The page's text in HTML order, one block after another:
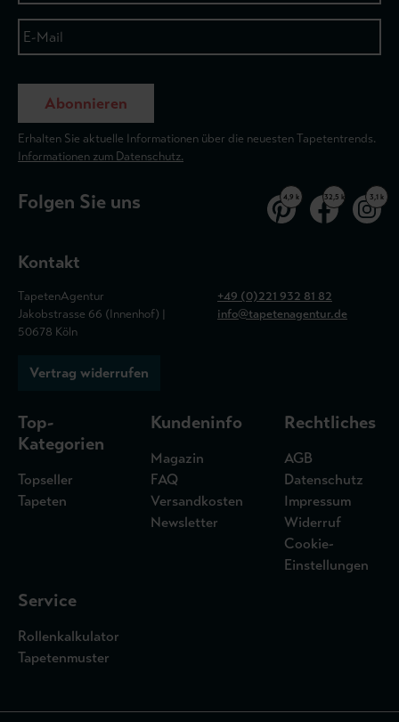
Abonnieren
Erhalten Sie aktuelle Informationen über die neuesten Tapetentrends.
Informationen zum Datenschutz.
Folgen Sie uns 4,9 k 32,5 k 3,1 k
Kontakt
TapetenAgentur
Jakobstrasse 66 (Innenhof) |
50678 Köln
+49 (0)221 932 81 82
info@tapetenagentur.de
Vertrag widerrufen
Top-
Kategorien
Topseller
Tapeten
Kundeninfo
Magazin
FAQ
Versandkosten
Newsletter
Rechtliches
AGB
Datenschutz
Impressum
Widerruf
Cookie-
Einstellungen
Service
Rollenkalkulator
Tapetenmuster